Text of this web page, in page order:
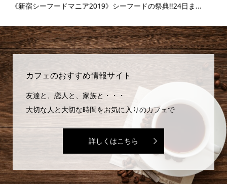
《富士そば》衝撃のタピオカ漬け丼!!販売延長を繰り返すその
友達と、恋人と、家族と・・・
大切な人と大切な時間をお気に入りのカフェで